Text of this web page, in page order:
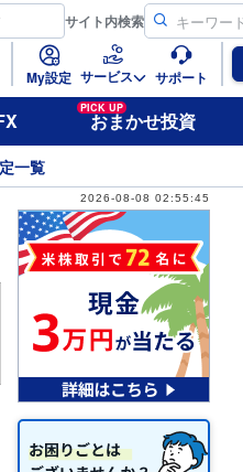
サイト内検索
My設定 サービス サポート
PICK UP
おまかせ投資
一覧
2026-08-08 02:55:45